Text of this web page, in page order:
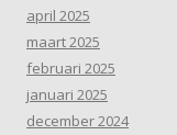
april 2025
maart 2025
februari 2025
januari 2025
december 2024